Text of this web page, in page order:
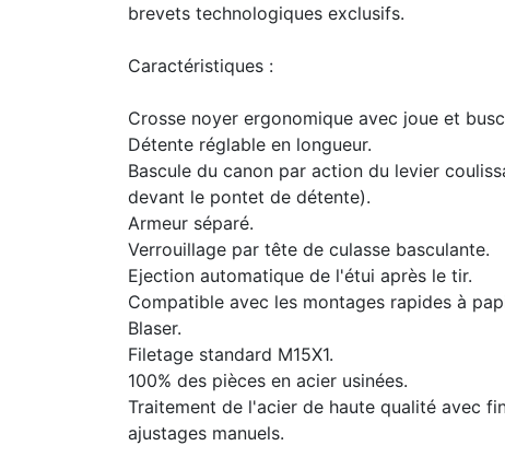
brevets technologiques exclusifs.
Caractéristiques :
Crosse noyer ergonomique avec joue et
Détente réglable en longueur.
Bascule du canon par action du levier
devant le pontet de détente).
Armeur séparé.
Verrouillage par tête de culasse basculante.
Ejection automatique de l'étui après le tir.
Compatible avec les montages rapides à
Blaser.
Filetage standard M15X1.
100% des pièces en acier usinées.
Traitement de l'acier de haute qualité avec
ajustages manuels.